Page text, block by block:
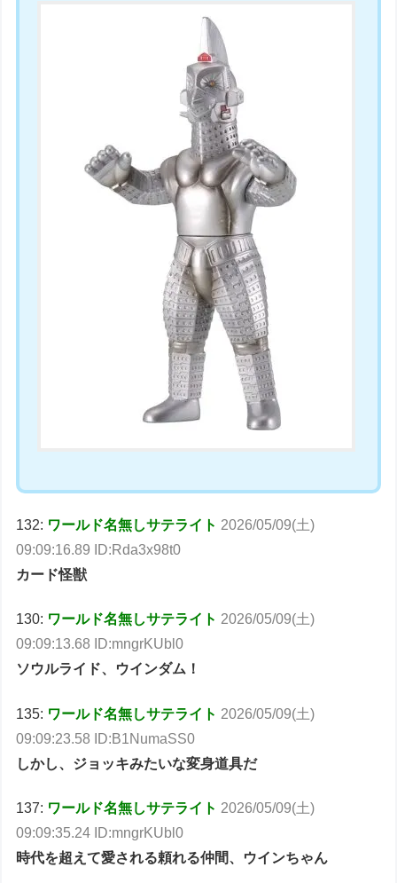
132: ワールド名無しサテライト 2026/05/09(土)
09:09:16.89 ID:Rda3x98t0
カード怪獣
130: ワールド名無しサテライト 2026/05/09(土)
09:09:13.68 ID:mngrKUbl0
ソウルライド、ウインダム！
135: ワールド名無しサテライト 2026/05/09(土)
09:09:23.58 ID:B1NumaSS0
しかし、ジョッキみたいな変身道具だ
137: ワールド名無しサテライト 2026/05/09(土)
09:09:35.24 ID:mngrKUbl0
時代を超えて愛される頼れる仲間、ウインちゃん